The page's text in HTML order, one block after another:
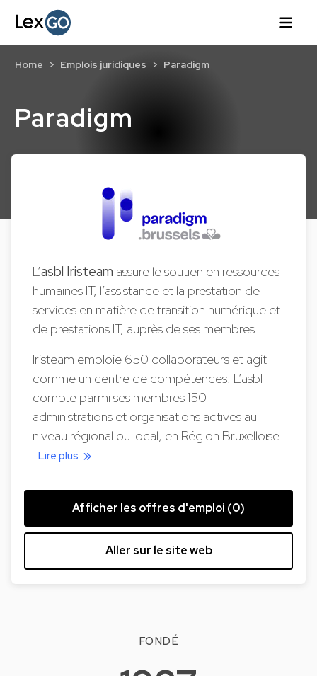
Paradigm
Home Emplois juridiques Paradigm
L’asbl Iristeam assure le soutien en ressources
humaines IT, l’assistance et la prestation de
services en matière de transition numérique et
de prestations IT, auprès de ses membres.
Iristeam emploie 650 collaborateurs et agit
comme un centre de compétences. L’asbl
compte parmi ses membres 150
administrations et organisations actives au
niveau régional ou local, en Région Bruxelloise.
Lire plus
Afficher les offres d'emploi (0)
Aller sur le site web
FONDÉ